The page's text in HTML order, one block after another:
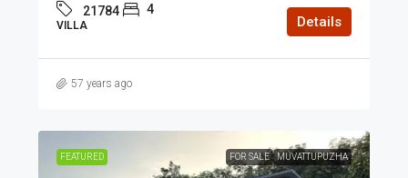
21784 4
VILLA Details
57 years ago
FEATURED FOR SALE MUVATTUPUZHA